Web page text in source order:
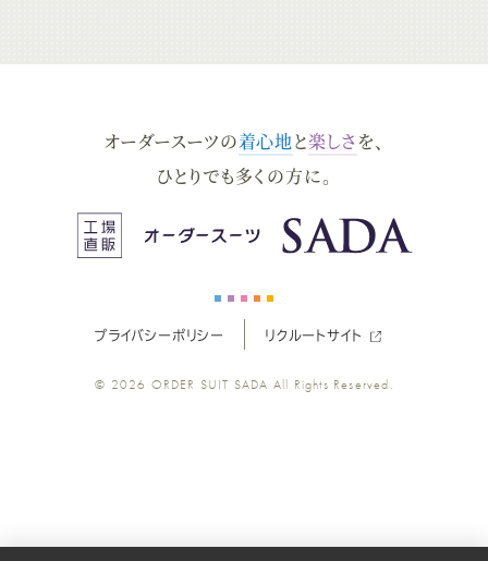
ー
ス
ツ
公
ー
ス
ー
公
ー
ス
ー
ツ
公
ー
ス
ツ
公
ス
ツ
公
オーダースーツの着心地と楽しさ を、
ひとりでも多くの方に。
プライバシーポリシー リクルートサイト
© 2026 ORDER SUIT SADA All Rights Reserved.